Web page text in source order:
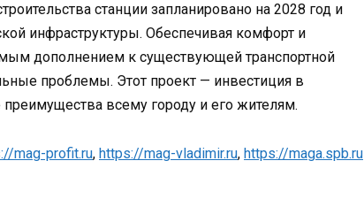
станции запланировано на 2028 год и
инфраструктуры. Обеспечивая комфорт и
дополнением к существующей транспортной
проблемы. Этот проект — инвестиция в
всему городу и его жителям.
mag-profit.ru, https://mag-vladimir.ru, https://maga.spb.ru